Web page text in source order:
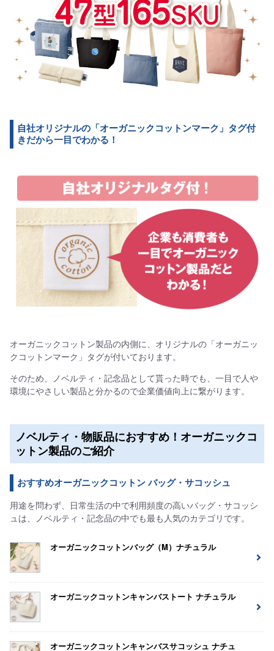
自社オリジナルの「オーガニックコットンマーク」タグ付
きだから一目でわかる！
オーガニックコットン製品の内側に、オリジナルの「オーガニッ
クコットンマーク」タグが付いております。
そのため、ノベルティ・記念品として貰った時でも、一目で人や
環境にやさしい製品と分かるので企業価値向上に繋がります。
ノベルティ・物販品におすすめ！オーガニックコ
ットン製品のご紹介
おすすめオーガニックコットン バッグ・サコッシュ
用途を問わず、日常生活の中で利用頻度の高いバッグ・サコッシ
ュは、ノベルティ・記念品の中でも最も人気のカテゴリです。
オーガニックコットンバッグ（M）ナチュラル
オーガニックコットンキャンバストート ナチュラル
オーガニックコットンキャンバスサコッシュ ナチュ